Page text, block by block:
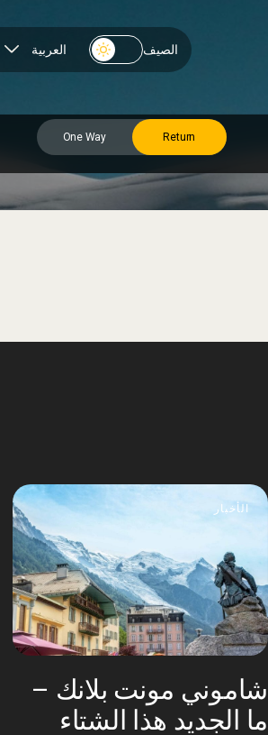
الصيف العربية
الأخبار
شاموني مونت بلانك –
ما الجديد هذا الشتاء
Return
One Way